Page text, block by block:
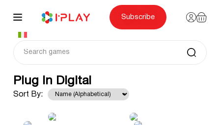
content
Subscribe
Plug In Digital
Sort By: